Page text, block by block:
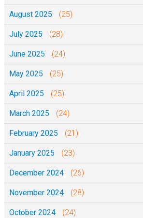
August 2025 (25)
July 2025 (28)
June 2025 (24)
May 2025 (25)
April 2025 (25)
March 2025 (24)
February 2025 (21)
January 2025 (23)
December 2024 (26)
November 2024 (28)
October 2024 (24)